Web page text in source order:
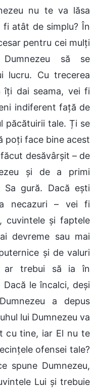
nu te va lăsa
atât de simplu? În
pentru cei mulți
să se
lucru. Cu trecerea
îți dai seama, vei fi
indiferent față de
păcătuirii tale. Ți se
poți face bine acest
desăvârșit – de
și de a primi
Sa gură. Dacă ești
necazuri – vei fi
cuvintele și faptele
devreme sau mai
și de valuri
ar trebui să ia în
le încalci, deși
a depus
lui Dumnezeu va
cu tine, iar El nu te
ofensei tale?
spune Dumnezeu,
Lui și trebuie